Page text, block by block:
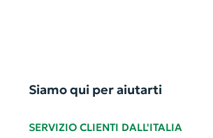
Siamo qui per aiutarti
SERVIZIO CLIENTI DALL'ITALIA